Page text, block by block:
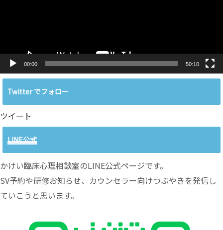
00:00 50:10
Twitter でフォロー
ツイート
LINE公式
かけい臨床心理相談室のLINE公式ページです。
SV予約や研修お知らせ、カウンセラー向けつぶやきを発信し
ていこうと思います。